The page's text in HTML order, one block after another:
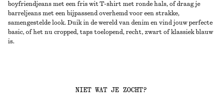
boyfriendjeans met een fris wit T-shirt met ronde hals, of draag je
barreljeans met een bijpassend overhemd voor een strakke,
samengestelde look. Duik in de wereld van denim en vind jouw perfecte
basic, of het nu cropped, taps toelopend, recht, zwart of klassiek blauw
is.
NIET WAT JE ZOCHT?